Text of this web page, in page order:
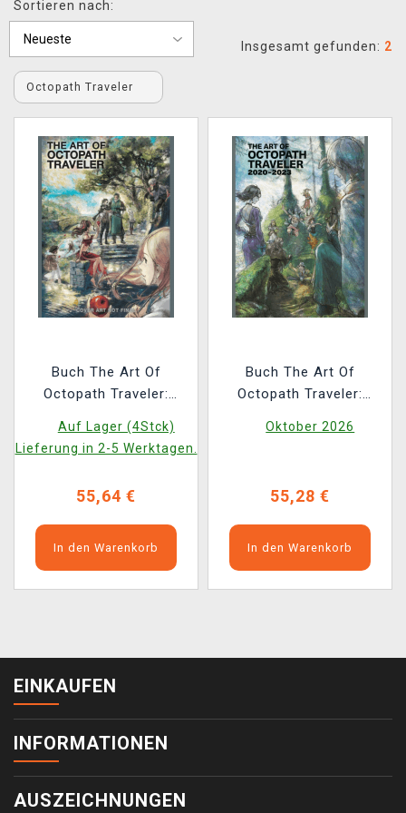
XZONE CLUB
Sortieren nach:
Insgesamt gefunden: 2
Octopath Traveler
Buch The Art Of
Octopath Traveler:
Auf Lager (4Stck)
Lieferung in 2-5 Werktagen.
55,64 €
In den Warenkorb
Buch The Art Of
Octopath Traveler:
Oktober 2026
55,28 €
In den Warenkorb
EINKAUFEN
INFORMATIONEN
AUSZEICHNUNGEN